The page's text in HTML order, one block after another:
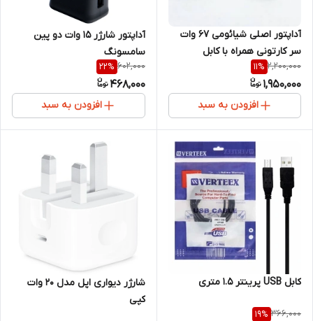
آداپتور اصلی شیائومی ۶۷ وات
سر کارتونی همراه با کابل
2,200,000
11%
1,950,000
افزودن به سبد
آداپتور شارژر 15 وات دو پین
سامسونگ
602,000
22%
468,000
افزودن به سبد
کابل USB پرینتر 1.5 متری
366,000
19%
شارژر دیواری اپل مدل 20 وات
کپی